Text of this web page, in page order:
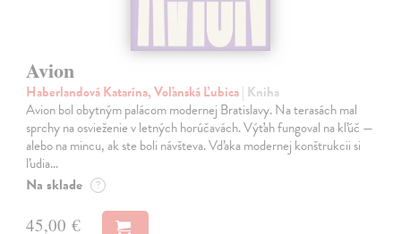
Avion
Haberlandová Katarína, Voľanská Ľubica| Kniha
Avion bol obytným palácom modernej Bratislavy. Na terasách mal
sprchy na osvieženie v letných horúčavách. Výťah fungoval na kľúč —
alebo na mincu, ak ste boli návšteva. Vďaka modernej konštrukcii si
ľudia…
Na sklade ?
45,00 €